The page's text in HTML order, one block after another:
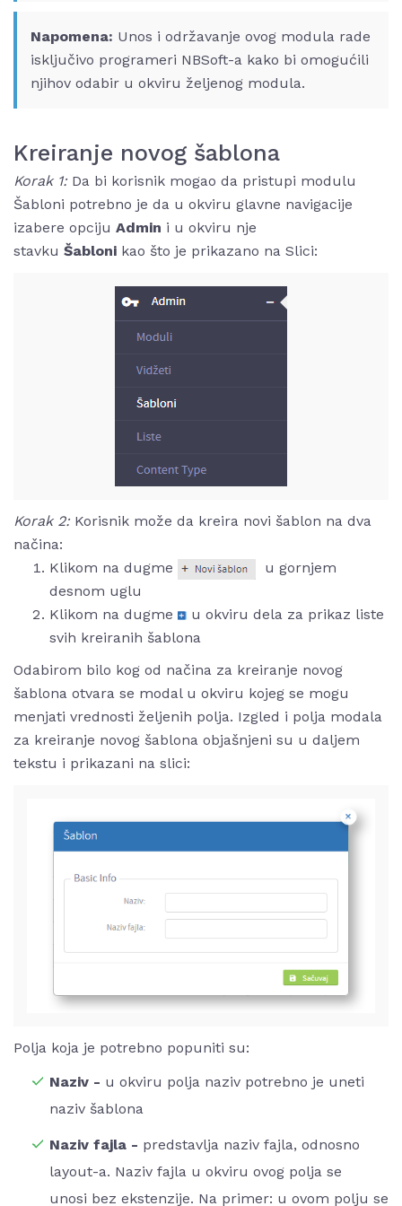
Napomena: Unos i održavanje ovog modula rade
isključivo programeri NBSoft-a kako bi omogućili
njihov odabir u okviru željenog modula.
Kreiranje novog šablona
Korak 1: Da bi korisnik mogao da pristupi modulu
Šabloni potrebno je da u okviru glavne navigacije
izabere opciju Admin i u okviru nje
stavku Šabloni kao što je prikazano na Slici:
Korak 2: Korisnik može da kreira novi šablon na dva
načina:
Klikom na dugme
u gornjem
desnom uglu
Klikom na dugme
u okviru dela za prikaz liste
svih kreiranih šablona
Odabirom bilo kog od načina za kreiranje novog
šablona otvara se modal u okviru kojeg se mogu
menjati vrednosti željenih polja. Izgled i polja modala
za kreiranje novog šablona objašnjeni su u daljem
tekstu i prikazani na slici:
Polja koja je potrebno popuniti su:
Naziv - u okviru polja naziv potrebno je uneti
naziv šablona
Naziv fajla - predstavlja naziv fajla, odnosno
layout-a. Naziv fajla u okviru ovog polja se
unosi bez ekstenzije. Na primer: u ovom polju se